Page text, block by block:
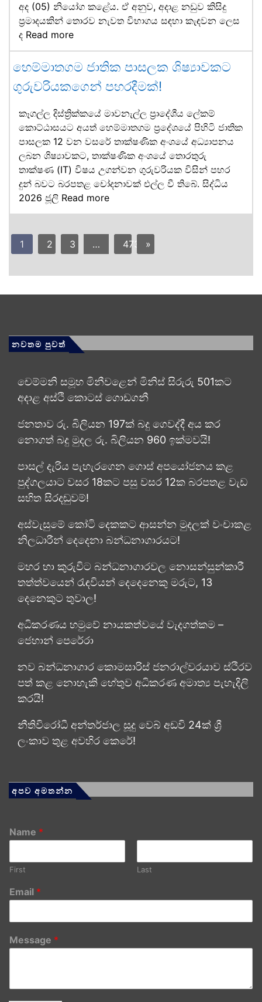
අද (05) නියෝග කළේය. ඒ අනුව, අදාළ නඩුව කිසිදු
ප්‍රමාදයකින් තොරව නැවත විභාගය සඳහා කැඳවන ලෙස
ද Read more
හෙම්මාතගම ජාතික පාසලක ශිෂ්‍යාවකට
ගුරුවරියකගෙන් පහරදීමක්!
කෑගල්ල දිස්ත්‍රික්කයේ මාවනැල්ල ප්‍රාදේශීය ලේකම්
කොට්ඨාසයට අයත් හෙම්මාතගම ප්‍රදේශයේ පිහිටි ජාතික
පාසලක 12 වන වසරේ තාක්ෂණික අංශයේ අධ්‍යාපනය
ලබන ශිෂ්‍යාවකට, තාක්ෂණික අංශයේ තොරතුරු
තාක්ෂණ (IT) විෂය උගන්වන ගුරුවරියක විසින් පහර
දුන් බවට බරපතළ චෝදනාවක් එල්ල වී තිබේ. සිද්ධිය
2026 ජූලි Read more
1 2 3 … 473 »
නවතම පුවත්
චෙම්මනි සමූහ මිනීවළෙන් මිනිස් සිරුරු 501කට
අදාළ අස්ථි කොටස් ගොඩගනී
ජනතාව රු. බිලියන 197ක් බදු ගෙවද්දී අය කර
නොගත් බදු මුදල රු. බිලියන 960 ඉක්මවයි!
පාසල් දැරිය පැහැරගෙන ගොස් අපයෝජනය කළ
පුද්ගලයාට වසර 18කට පසු වසර 12ක බරපතළ වැඩ
සහිත සිරදඬුවම්!
අස්වැසුමේ කෝටි දෙකකට ආසන්න මුදලක් වංචාකළ
නිලධාරීන් දෙදෙනා බන්ධනාගාරයට!
මහර හා කුරුවිට බන්ධනාගාරවල නොසන්සුන්කාරී
තත්ත්වයෙන් රැඳවියන් දෙදෙනෙකු මරුට, 13
දෙනෙකුට තුවාල!
අධිකරණය හමුවේ නායකත්වයේ වැදගත්කම –
ජෙහාන් පෙරේරා
නව බන්ධනාගාර කොමසාරිස් ජනරාල්වරයාව ස්ථිරව
පත් කළ නොහැකි හේතුව අධිකරණ අමාත්‍ය පැහැදිලි
කරයි!
නීතිවිරෝධී අන්තර්ජාල සූදු වෙබ් අඩවි 24ක් ශ්‍රී
ලංකාව තුළ අවහිර කෙරේ!
අපව අමතන්න
Name *
First Last
Email *
Message *